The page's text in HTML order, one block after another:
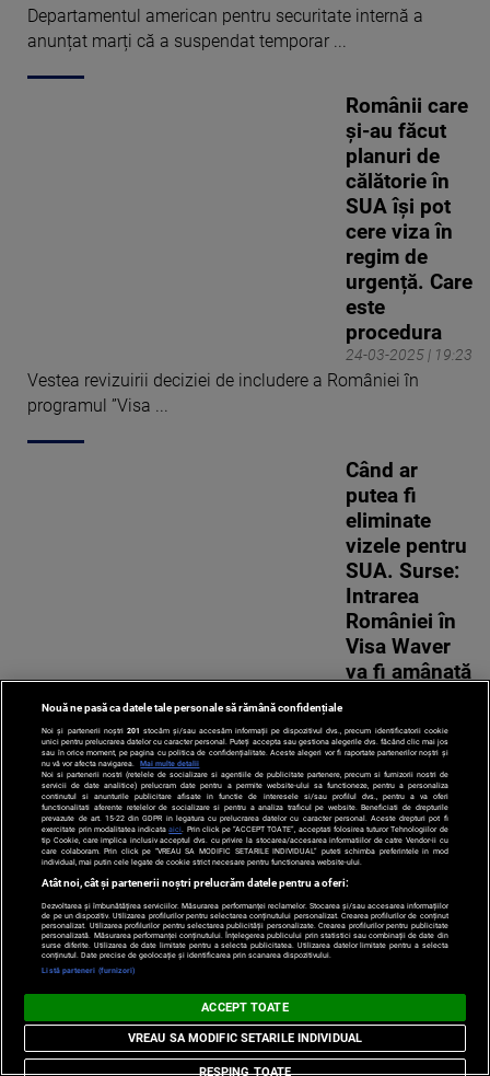
Departamentul american pentru securitate internă a
anunțat marți că a suspendat temporar ...
24-03-2025 | 19:23
Românii care
și-au făcut
planuri de
călătorie în
SUA își pot
cere viza în
regim de
urgență. Care
este
procedura
Vestea revizuirii deciziei de includere a României în
programul ”Visa ...
Când ar
putea fi
eliminate
vizele pentru
SUA. Surse:
Intrarea
României în
Visa Waver
va fi amânată
Călătoriile în SUA fără viză ar putea fi doar amânate, nu
suspendate, a ...
Adjunctul
atașatului
militar al
Rusiei apare
în dosarul lui
Călin
personae
non gratae
Nouă ne pasă ca datele tale personale să rămână confidențiale
Noi și partenerii noștri 201 stocăm și/sau accesăm informații pe dispozitivul dvs., precum identificatorii cookie
unici pentru prelucrarea datelor cu caracter personal. Puteți accepta sau gestiona alegerile dvs. făcând clic mai jos
sau în orice moment, pe pagina cu politica de confidențialitate. Aceste alegeri vor fi raportate partenerilor noștri și
nu vă vor afecta navigarea.
Mai multe detalii
Noi si partenerii nostri (retelele de socializare si agentiile de publicitate partenere, precum si furnizorii nostri de
servicii de date analitice) prelucram date pentru a permite website-ului sa functioneze, pentru a personaliza
continutul si anunturile publicitare afisate in functie de interesele si/sau profilul dvs., pentru a va oferi
functionalitati aferente retelelor de socializare si pentru a analiza traficul pe website. Beneficiati de drepturile
prevazute de art. 15-22 din GDPR in legatura cu prelucrarea datelor cu caracter personal. Aceste drepturi pot fi
exercitate prin modalitatea indicataaici . Prin click pe “ACCEPT TOATE”, acceptati folosirea tuturor Tehnologiilor de
tip Cookie, care implica inclusiv acceptul dvs. cu privire la stocarea/accesarea informatiilor de catre Vendor-ii cu
care colaboram. Prin click pe “VREAU SA MODIFIC SETARILE INDIVIDUAL” puteti schimba preferintele in mod
individual, mai putin cele legate de cookie strict necesare pentru functionarea website-ului.
Atât noi, cât și partenerii noștri prelucrăm datele pentru a oferi:
Dezvoltarea și îmbunătățirea serviciilor. Măsurarea performanței reclamelor. Stocarea și/sau accesarea informațiilor
de pe un dispozitiv. Utilizarea profilurilor pentru selectarea conținutului personalizat. Crearea profilurilor de conținut
personalizat. Utilizarea profilurilor pentru selectarea publicității personalizate. Crearea profilurilor pentru publicitate
personalizată. Măsurarea performanței conținutului. Înțelegerea publicului prin statistici sau combinații de date din
surse diferite. Utilizarea de date limitate pentru a selecta publicitatea. Utilizarea datelor limitate pentru a selecta
conținutul. Date precise de geolocație și identificarea prin scanarea dispozitivului.
Listă parteneri (furnizori)
ACCEPT TOATE
RESPING TOATE
VREAU SA MODIFIC SETARILE INDIVIDUAL